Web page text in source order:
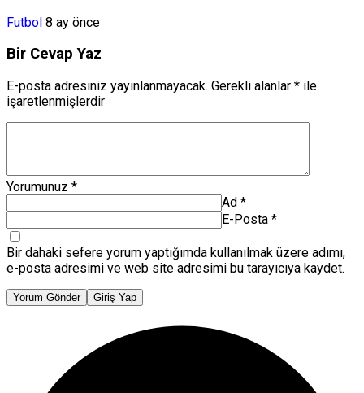
Futbol 8 ay önce
Bir Cevap Yaz
E-posta adresiniz yayınlanmayacak. Gerekli alanlar * ile
işaretlenmişlerdir
Yorumunuz *
Ad *
E-Posta *
Bir dahaki sefere yorum yaptığımda kullanılmak üzere adımı,
e-posta adresimi ve web site adresimi bu tarayıcıya kaydet.
Yorum Gönder Giriş Yap